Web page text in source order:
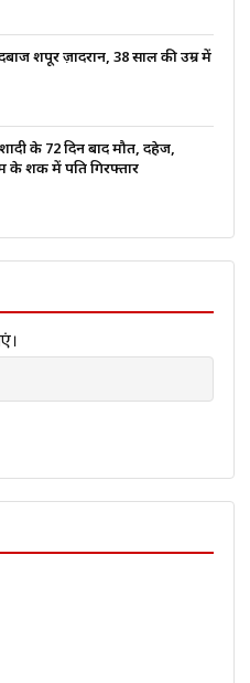
शपूर ज़ादरान, 38 साल की उम्र में
के 72 दिन बाद मौत, दहेज,
के शक में पति गिरफ्तार